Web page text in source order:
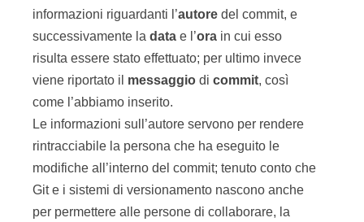
informazioni riguardanti l’autore del commit, e
successivamente la data e l’ora in cui esso
risulta essere stato effettuato; per ultimo invece
viene riportato il messaggio di commit, così
come l’abbiamo inserito.
Le informazioni sull’autore servono per rendere
rintracciabile la persona che ha eseguito le
modifiche all’interno del commit; tenuto conto che
Git e i sistemi di versionamento nascono anche
per permettere alle persone di collaborare, la